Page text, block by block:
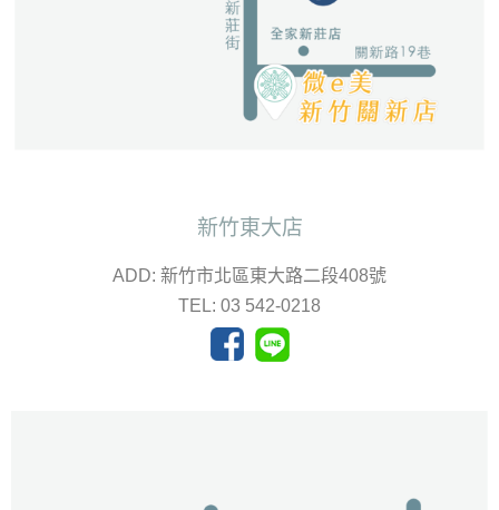
新竹東大店
ADD: 新竹市北區東大路二段408號
TEL: 03 542-0218